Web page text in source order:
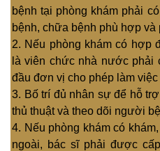
bệnh tại phòng khám phải
bệnh, chữa bệnh phù hợp và
2. Nếu phòng khám có hợp
là viên chức nhà nước
đầu đơn vị cho phép làm
3. Bố trí đủ nhân sự để hỗ
thủ thuật và theo dõi người
4. Nếu phòng khám có
ngoài, bác sĩ phải được